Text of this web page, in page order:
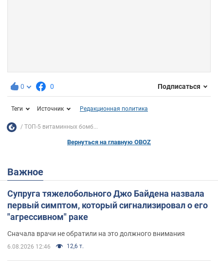
0 0 Подписаться
Теги Источник Редакционная политика
ТОП-5 витаминных бомб...
Вернуться на главную OBOZ
Важное
Супруга тяжелобольного Джо Байдена назвала
первый симптом, который сигнализировал о его
"агрессивном" раке
Сначала врачи не обратили на это должного внимания
6.08.2026 12:46 12,6 т.